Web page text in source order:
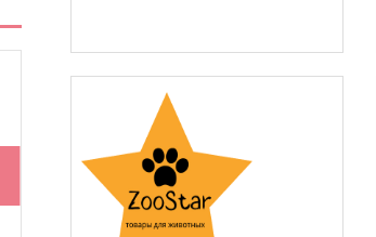
0
days
19
hour
51
min